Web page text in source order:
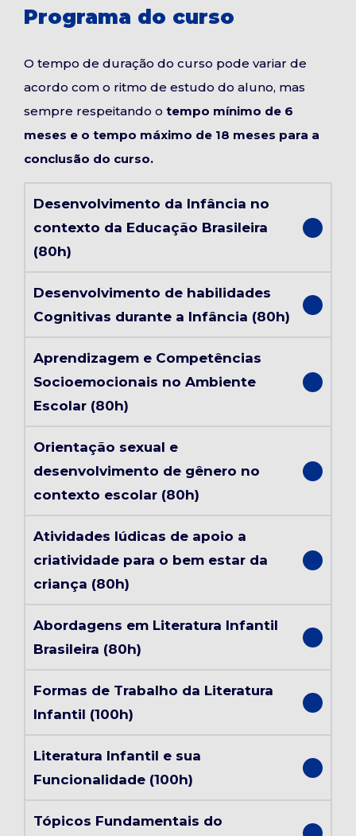
Programa do curso
O tempo de duração do curso pode variar de
acordo com o ritmo de estudo do aluno, mas
sempre respeitando o tempo mínimo de 6
meses e o tempo máximo de 18 meses para a
conclusão do curso.
Desenvolvimento da Infância no
contexto da Educação Brasileira
(80h)
Desenvolvimento de habilidades
Cognitivas durante a Infância (80h)
Aprendizagem e Competências
Socioemocionais no Ambiente
Escolar (80h)
Orientação sexual e
desenvolvimento de gênero no
contexto escolar (80h)
Atividades lúdicas de apoio a
criatividade para o bem estar da
criança (80h)
Abordagens em Literatura Infantil
Brasileira (80h)
Formas de Trabalho da Literatura
Infantil (100h)
Literatura Infantil e sua
Funcionalidade (100h)
Tópicos Fundamentais do